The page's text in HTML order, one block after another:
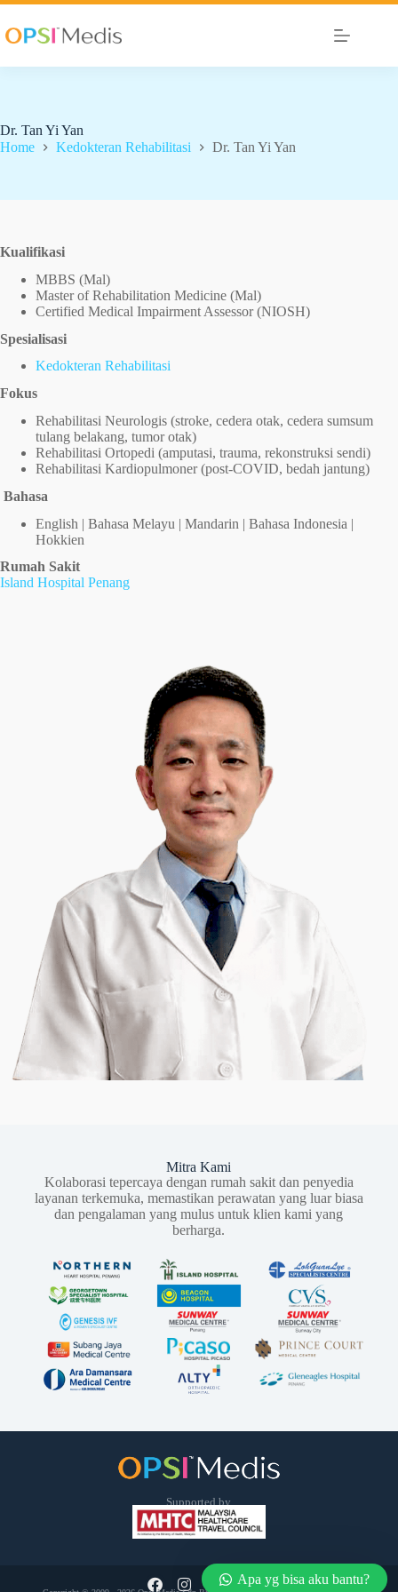
Dr. Tan Yi Yan
Home
Kedokteran Rehabilitasi Dr. Tan Yi Yan
Kualifikasi
MBBS (Mal)
Master of Rehabilitation Medicine (Mal)
Certified Medical Impairment Assessor (NIOSH)
Spesialisasi
Kedokteran Rehabilitasi
Fokus
Rehabilitasi Neurologis (stroke, cedera otak, cedera sumsum
tulang belakang, tumor otak)
Rehabilitasi Ortopedi (amputasi, trauma, rekonstruksi sendi)
Rehabilitasi Kardiopulmoner (post-COVID, bedah jantung)
Bahasa
English | Bahasa Melayu | Mandarin | Bahasa Indonesia |
Hokkien
Rumah Sakit
Island Hospital Penang
Mitra Kami
Kolaborasi tepercaya dengan rumah sakit dan penyedia
layanan terkemuka, memastikan perawatan yang luar biasa
dan pengalaman yang mulus untuk klien kami yang
berharga.
Supported by
Apa yg bisa aku bantu?